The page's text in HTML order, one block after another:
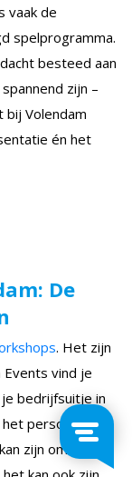
vaak de
spelprogramma.
besteed aan
zijn –
bij Volendam
én het
De
. Het zijn
Events vind je
bedrijfsuitje in
personeel
zijn omdat je